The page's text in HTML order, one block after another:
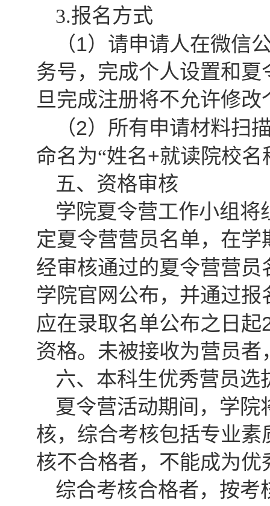
3.报名方式
（1）请申请人在微信
务号，完成个人设置和
旦完成注册将不允许修
（2）所有申请材料扫
命名为“姓名+就读院校名
五、资格审核
学院夏令营工作小组
定夏令营营员名单，在
经审核通过的夏令营营员
学院官网公布，并通过
应在录取名单公布之日起
资格。未被接收为营员者
六、本科生优秀营员选
夏令营活动期间，学
核，综合考核包括专业
核不合格者，不能成为优
综合考核合格者，按考